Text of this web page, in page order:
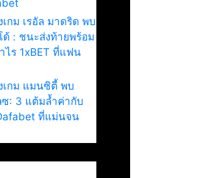
เกม เรอัล มาดริด พบ
ด้ : ชนะส่งท้ายพร้อม
ไร 1xBET ที่แฟน
เกม แมนซิตี้ พบ
ซ: 3 แต้มล้ำค่ากับ
ที่แม่นจน